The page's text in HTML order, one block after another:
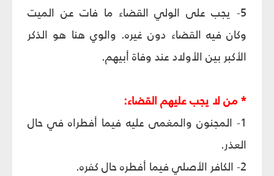
5- يجب على الولي القضاء ما فات عن الميت
وكان فيه القضاء دون غيره. والوي هنا هو الذكر
الأكبر بين الأولاد عند وفاة أبيهم.
* من لا يجب عليهم القضاء:
1- المجنون والمغمى عليه فيما أفطراه في حال
العذر.
2- الكافر الأصلي فيما أفطره حال كفره.